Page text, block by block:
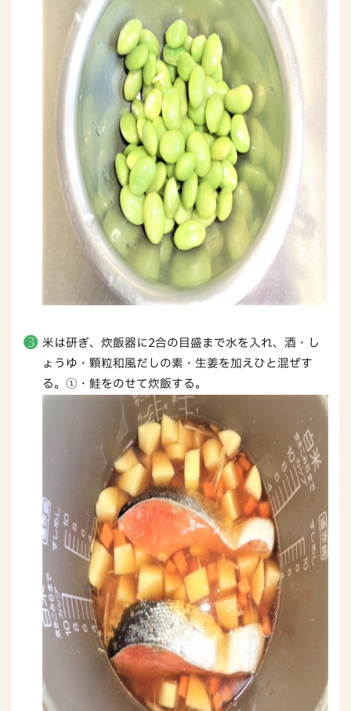
米は研ぎ、炊飯器に2合の目盛まで水を入れ、酒・し
ょうゆ・顆粒和風だしの素・生姜を加えひと混ぜす
る。①・鮭をのせて炊飯する。